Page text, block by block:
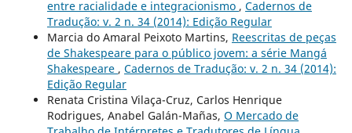
entre racialidade e integracionismo , Cadernos de
Tradução: v. 2 n. 34 (2014): Edição Regular
Marcia do Amaral Peixoto Martins, Reescritas de peças
de Shakespeare para o público jovem: a série Mangá
Shakespeare , Cadernos de Tradução: v. 2 n. 34 (2014):
Edição Regular
Renata Cristina Vilaça-Cruz, Carlos Henrique
Rodrigues, Anabel Galán-Mañas, O Mercado de